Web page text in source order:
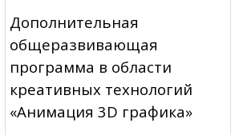
Дополнительная
общеразвивающая
программа в области
креативных технологий
«Анимация 3D графика»